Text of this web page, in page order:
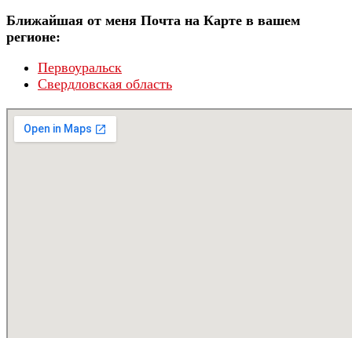
Ближайшая от меня Почта на Карте в вашем
регионе:
Первоуральск
Свердловская область